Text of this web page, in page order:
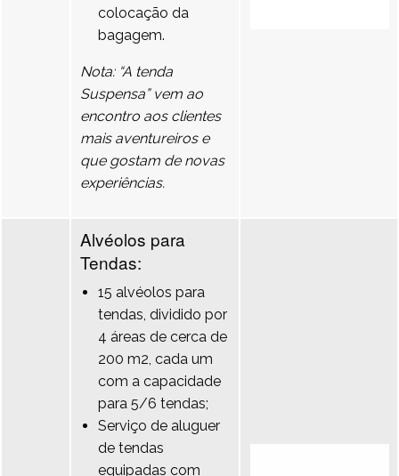
colocação da
bagagem.
Nota: “A tenda
Suspensa” vem ao
encontro aos clientes
mais aventureiros e
que gostam de novas
experiências.
Alvéolos para
Tendas:
15 alvéolos para
tendas, dividido por
4 áreas de cerca de
200 m2, cada um
com a capacidade
para 5/6 tendas;
Serviço de aluguer
de tendas
equipadas com